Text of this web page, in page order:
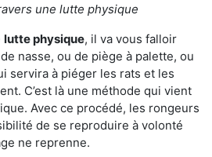
une lutte physique
lutte physique, il va vous falloir
nasse, ou de piège à palette, ou
servira à piéger les rats et les
C’est là une méthode qui vient
Avec ce procédé, les rongeurs
de se reproduire à volonté
ne reprenne.